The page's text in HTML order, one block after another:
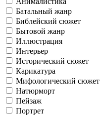
Батальный жанр
Библейский сюжет
Бытовой жанр
Иллюстрация
Интерьер
Исторический сюжет
Карикатура
Мифологический сюжет
Натюрморт
Пейзаж
Портрет